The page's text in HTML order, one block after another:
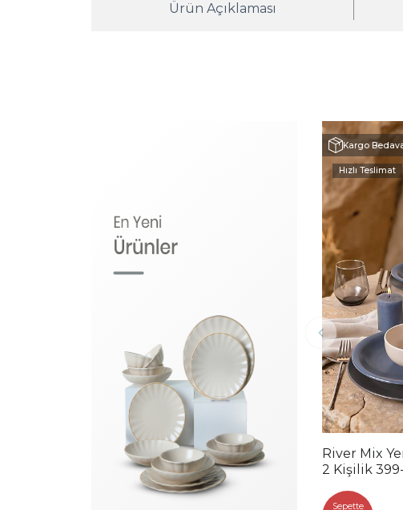
Ürün Açıklaması
Kargo
Hızlı Teslimat
River Mix
2 Kişilik
Sepette